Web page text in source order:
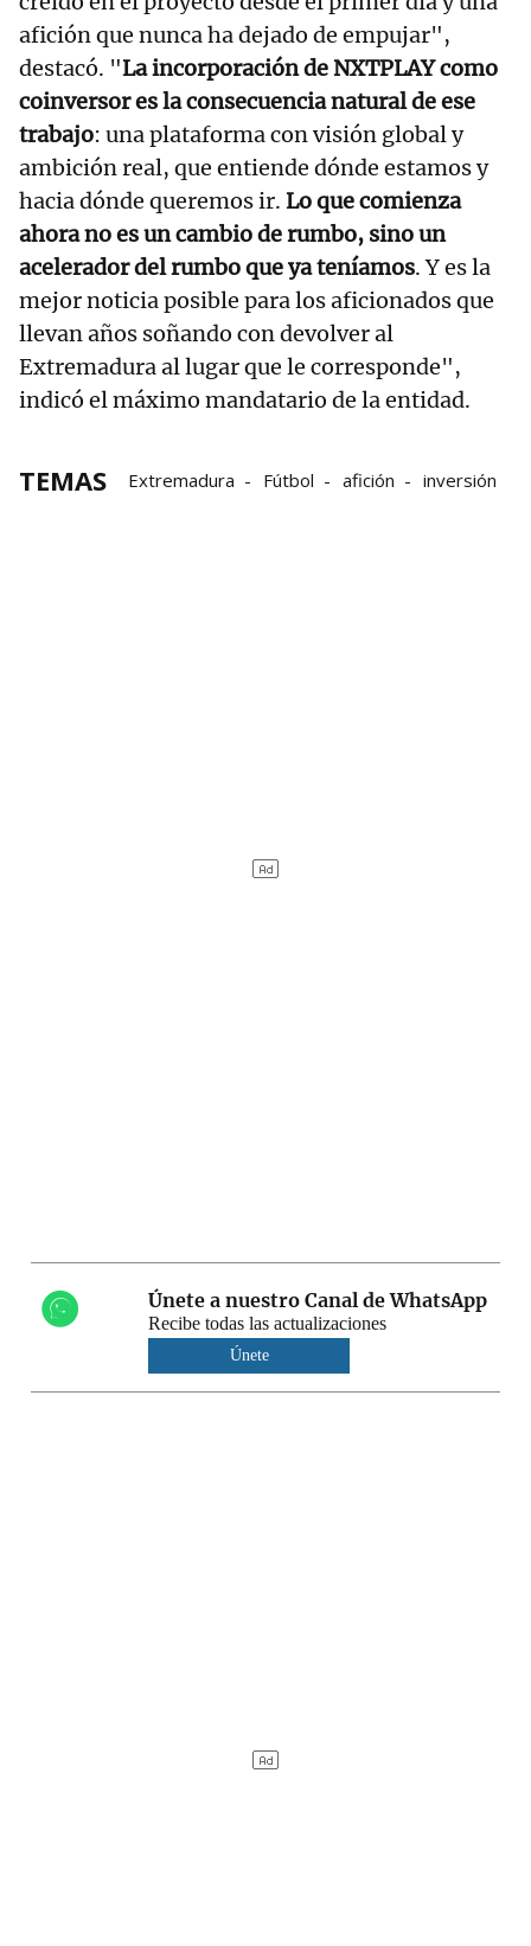
afición que nunca ha dejado de empujar",
destacó. "La incorporación de NXTPLAY como
coinversor es la consecuencia natural de ese
trabajo: una plataforma con visión global y
ambición real, que entiende dónde estamos y
hacia dónde queremos ir. Lo que comienza
ahora no es un cambio de rumbo, sino un
acelerador del rumbo que ya teníamos. Y es la
mejor noticia posible para los aficionados que
llevan años soñando con devolver al
Extremadura al lugar que le corresponde",
indicó el máximo mandatario de la entidad.
TEMAS Extremadura Fútbol afición inversión
Únete a nuestro Canal de WhatsApp
Recibe todas las actualizaciones
Únete